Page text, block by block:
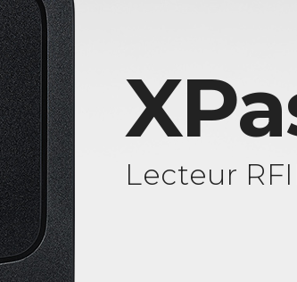
Lecteur